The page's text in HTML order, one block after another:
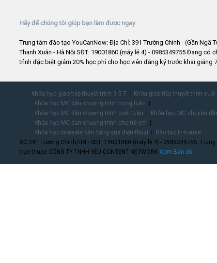
Hãy để chúng tôi giúp bạn làm được ngay
Trung tâm đào tạo YouCanNow: Địa Chỉ: 391 Trường Chinh - (Gần Ngã
Thanh Xuân - Hà Nội SĐT: 19001860 (máy lẻ 4) - 0985349755 Đang có
trình đặc biệt giảm 20% học phí cho học viên đăng ký trước khai giảng
Khóa học giao tiếp thuyết trình 3-5-7
Khóa giao tiếp thuyết trình
Khóa học MC dẫn chương trình trong tuần
Khóa học MC dẫn chương trình cuối tuần
Khóa học MC chuyên
Khóa học MC dẫn chương trình cho trẻ em
Khóa học telesale bán hàng qua điện thoại
Đào tạo In-house
ĐC:391 Trường Chinh/HN - SĐT: 19001860 (máy lẻ 4) - 0985349755.
trực thuộc CÔNG TY TNHH YÊU CONTENT NETWORK.Xem Bản đồ